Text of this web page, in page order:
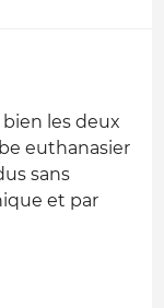
les deux
euthanasier
sans
et par